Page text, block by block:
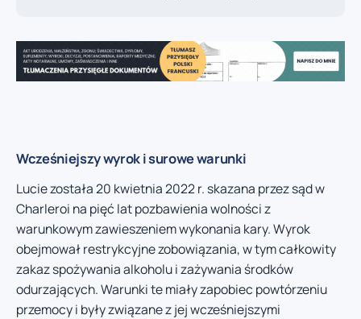
Wcześniejszy wyrok i surowe warunki
Lucie została 20 kwietnia 2022 r. skazana przez sąd w
Charleroi na pięć lat pozbawienia wolności z
warunkowym zawieszeniem wykonania kary. Wyrok
obejmował restrykcyjne zobowiązania, w tym całkowity
zakaz spożywania alkoholu i zażywania środków
odurzających. Warunki te miały zapobiec powtórzeniu
przemocy i były związane z jej wcześniejszymi